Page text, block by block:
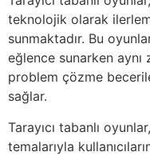
teknolojik olarak
sunmaktadır. Bu
eğlence sunarken aynı
problem çözme
sağlar.
Tarayıcı tabanlı
temalarıyla